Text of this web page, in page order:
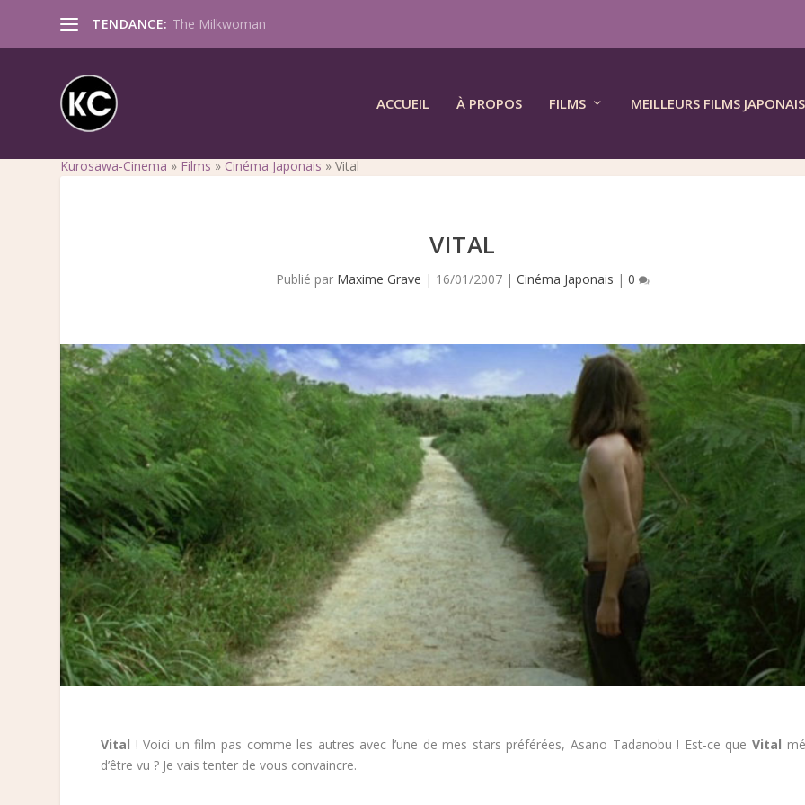
TENDANCE: The Milkwoman
ACCUEIL À PROPOS FILMS MEILLEURS FILMS JAPONAIS
Kurosawa-Cinema » Films » Cinéma Japonais »Vital
VITAL
Publié par Maxime Grave | 16/01/2007| Cinéma Japonais | 0
Vital ! Voici un film pas comme les autres avec l’une de mes stars préférées, Asano Tadanobu ! Est-ce queVital
d’être vu ? Je vais tenter de vous convaincre.